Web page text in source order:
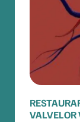
VALVELOR